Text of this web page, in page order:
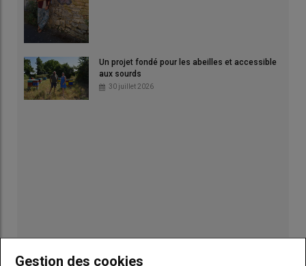
Un projet fondé pour les abeilles et accessible
aux sourds
30 juillet 2026
Gestion des cookies